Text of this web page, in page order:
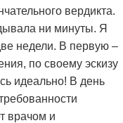
вердикта.
ни минуты. Я
недели. В первую –
по своему эскизу
идеально! В день
врачом и